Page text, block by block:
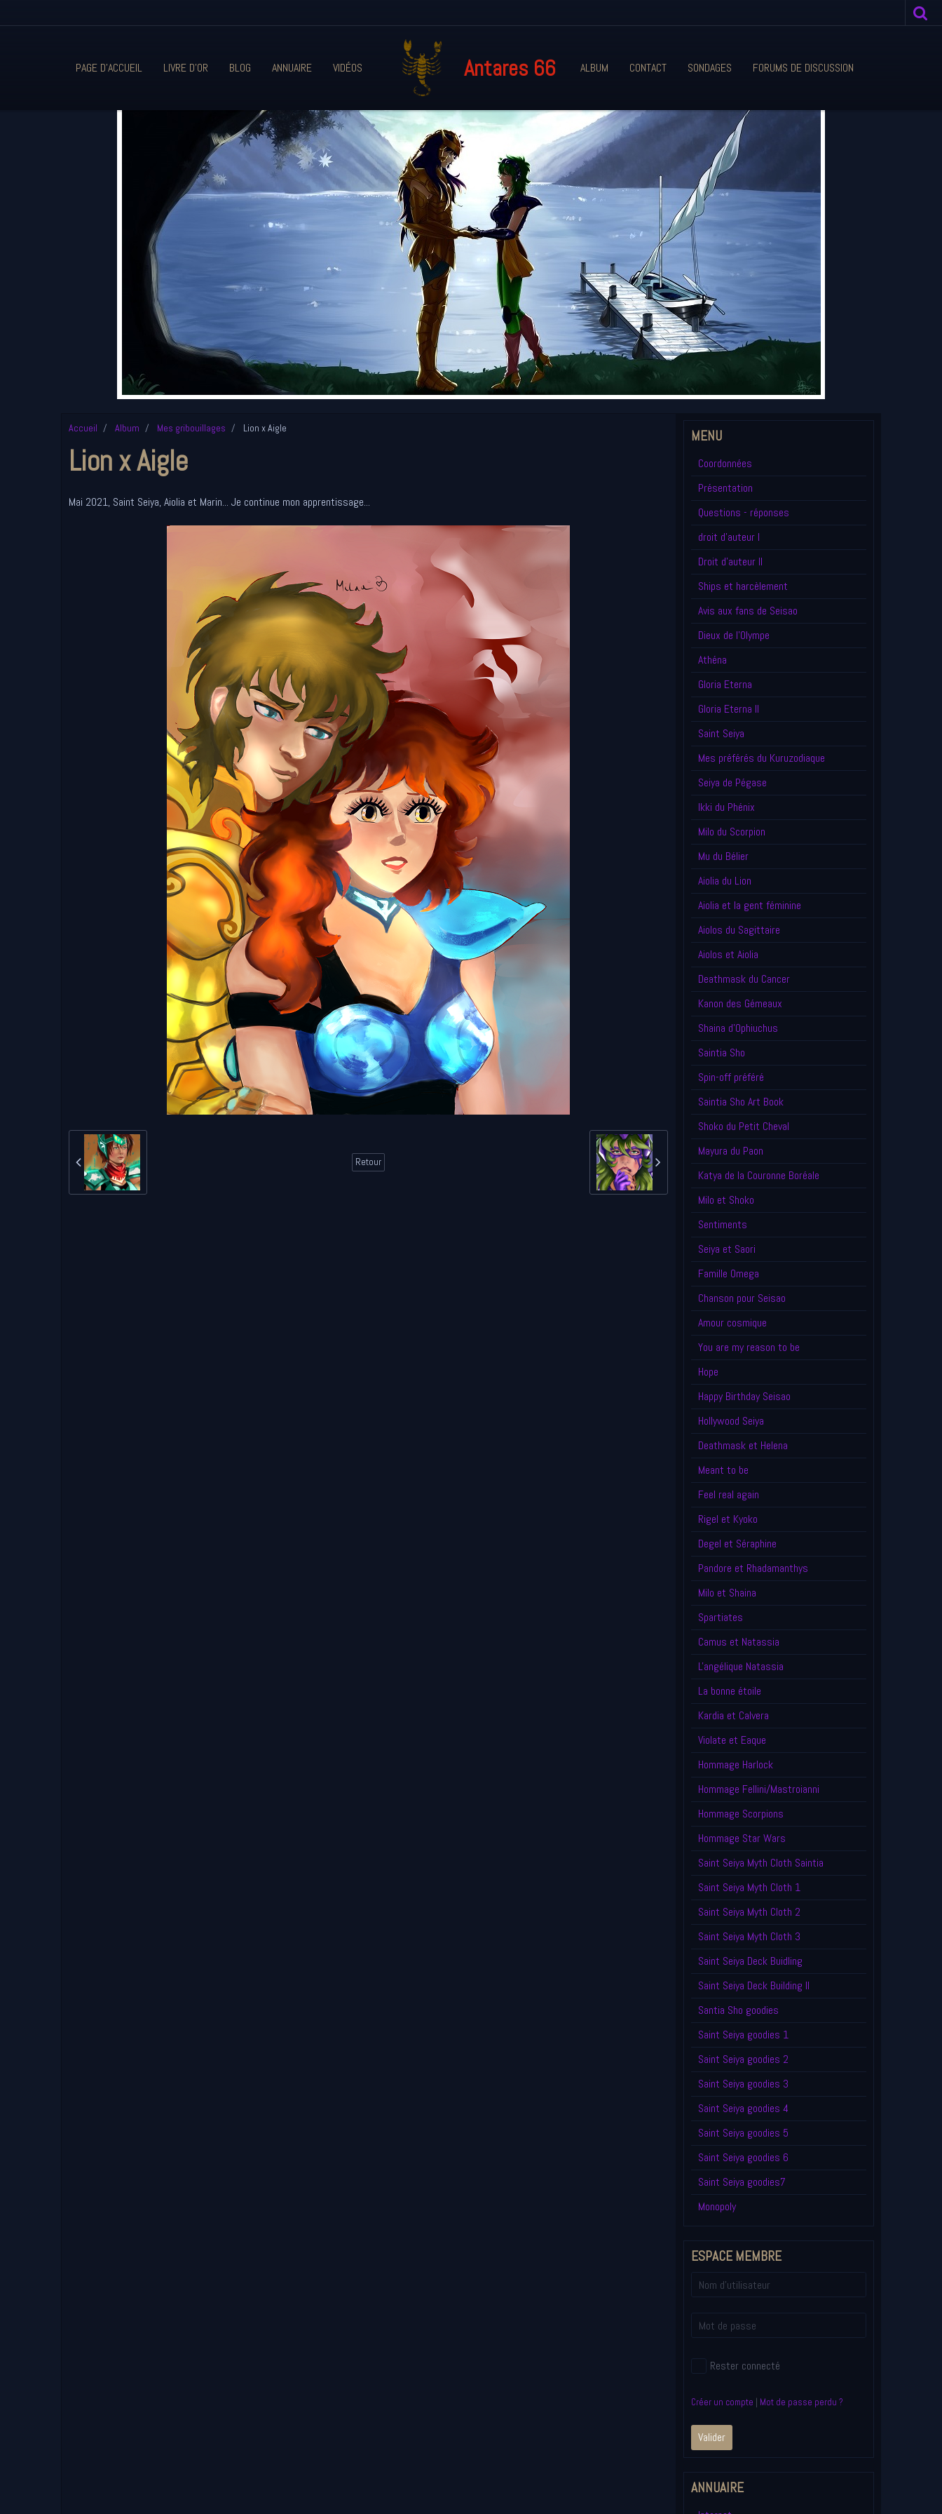
PAGE D'ACCUEIL LIVRE D'OR BLOG ANNUAIRE VIDÉOS Antares 66 ALBUM CONTACT SONDAGES FORUMS DE DISCUSSION
Accueil Album Mes gribouillages Lion x Aigle
Lion x Aigle
Mai 2021, Saint Seiya, Aiolia et Marin... Je continue mon apprentissage...
Retour
MENU
Coordonnées
Présentation
Questions - réponses
droit d'auteur I
Droit d'auteur II
Ships et harcèlement
Avis aux fans de Seisao
Dieux de l'Olympe
Athéna
Gloria Eterna
Gloria Eterna II
Saint Seiya
Mes préférés du Kuruzodiaque
Seiya de Pégase
Ikki du Phénix
Milo du Scorpion
Mu du Bélier
Aiolia du Lion
Aiolia et la gent féminine
Aiolos du Sagittaire
Aiolos et Aiolia
Deathmask du Cancer
Kanon des Gémeaux
Shaina d'Ophiuchus
Saintia Sho
Spin-off préféré
Saintia Sho Art Book
Shoko du Petit Cheval
Mayura du Paon
Katya de la Couronne Boréale
Milo et Shoko
Sentiments
Seiya et Saori
Famille Omega
Chanson pour Seisao
Amour cosmique
You are my reason to be
Hope
Happy Birthday Seisao
Hollywood Seiya
Deathmask et Helena
Meant to be
Feel real again
Rigel et Kyoko
Degel et Séraphine
Pandore et Rhadamanthys
Milo et Shaina
Spartiates
Camus et Natassia
L'angélique Natassia
La bonne étoile
Kardia et Calvera
Violate et Eaque
Hommage Harlock
Hommage Fellini/Mastroianni
Hommage Scorpions
Hommage Star Wars
Saint Seiya Myth Cloth Saintia
Saint Seiya Myth Cloth 1
Saint Seiya Myth Cloth 2
Saint Seiya Myth Cloth 3
Saint Seiya Deck Buidling
Saint Seiya Deck Building II
Santia Sho goodies
Saint Seiya goodies 1
Saint Seiya goodies 2
Saint Seiya goodies 3
Saint Seiya goodies 4
Saint Seiya goodies 5
Saint Seiya goodies 6
Saint Seiya goodies7
Monopoly
ESPACE MEMBRE
Rester connecté
Créer un compte Mot de passe perdu ?
Valider
ANNUAIRE